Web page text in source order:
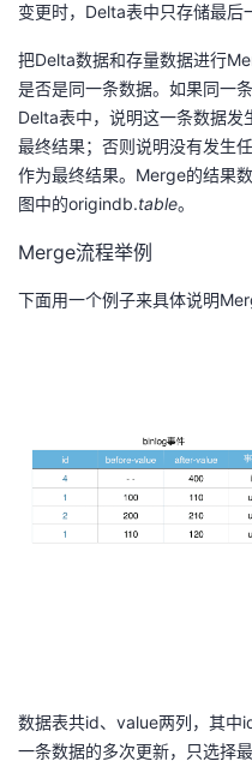
变更时，Delta表中只存储最后
把Delta数据和存量数据进行
是否是同一条数据。如果同一
Delta表中，说明这一条数据
最终结果；否则说明没有发生
作为最终结果。Merge的结果
图中的origindb.table。
Merge流程举例
下面用一个例子来具体说明
数据表共id、value两列，其中
一条数据的多次更新，只选择